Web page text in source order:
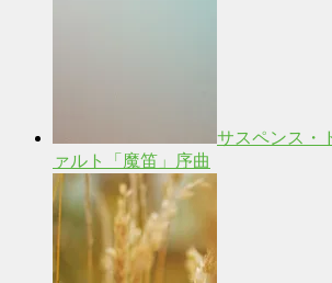
サスペンス・
ァルト「魔笛」序曲